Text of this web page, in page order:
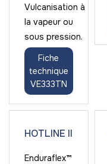
Vulcanisation à
la vapeur ou
sous pression.
Fiche
technique
VE333TN
HOTLINE II
Enduraflex™